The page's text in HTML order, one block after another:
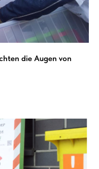
die Augen von